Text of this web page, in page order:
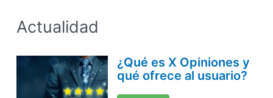
Actualidad
¿Qué es X Opiniones y
qué ofrece al usuario?